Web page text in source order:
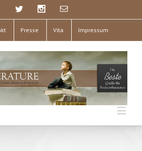
Presse Vita Impressum